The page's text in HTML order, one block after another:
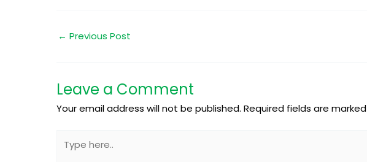
← Previous Post
Leave a Comment
Your email address will not be published. Required fields are marked
here..